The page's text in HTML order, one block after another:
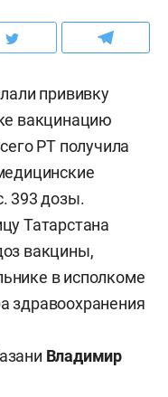
прививку
вакцинацию
РТ получила
393 дозы.
Татарстана
вакцины,
в исполкоме
здравоохранения
Владимир